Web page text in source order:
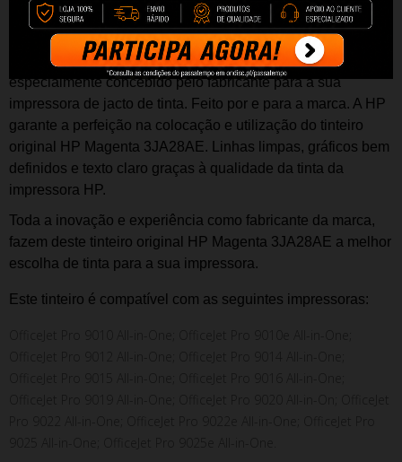
sua impressora para começar a desfrutar das suas
características.
inteiro original HP 963XL Magenta 3JA28AEé
especialmente concebido pelo fabricante para a sua
impressora de jacto de tinta. Feito por e para a marca. A HP
garante a perfeição na colocação e utilização do tinteiro
original HP Magenta 3JA28AE. Linhas limpas, gráficos bem
definidos e texto claro graças à qualidade da tinta da
impressora HP.
Toda a inovação e experiência como fabricante da marca,
fazem deste tinteiro original HP Magenta 3JA28AE a melhor
escolha de tinta para a sua impressora.
Este tinteiro é compatível com as seguintes impressoras: